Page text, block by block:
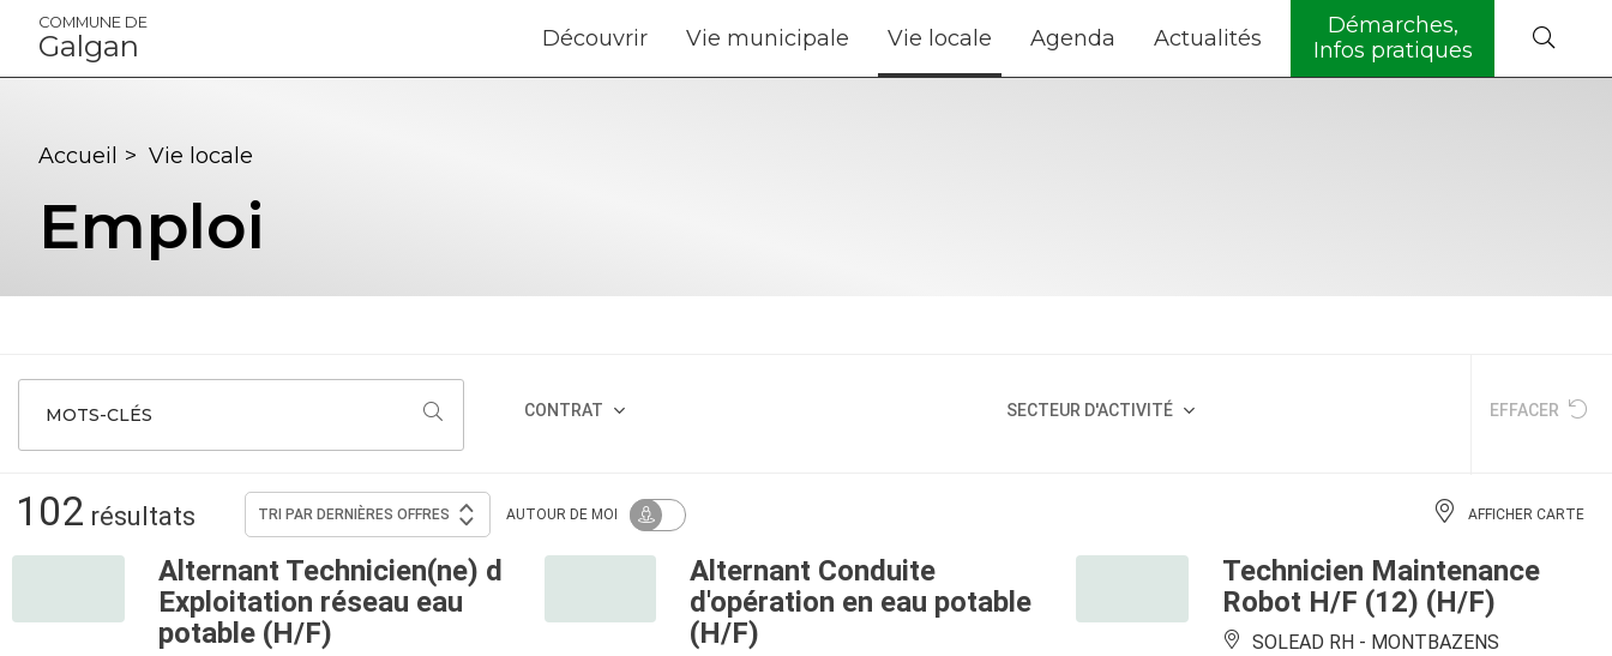
Panneau de gestion des cookies
COMMUNE DE
Galgan Découvrir Vie municipale Vie locale Agenda Actualités
Démarches,
Infos pratiques
Accueil > Vie locale
Emploi
MOTS-CLÉS CONTRAT SECTEUR D'ACTIVITÉ EFFACER
102 résultats TRI PAR DERNIÈRES OFFRES AUTOUR DE MOI AFFICHER CARTE
Alternant Technicien(ne) d
Exploitation réseau eau
potable (H/F)
Alternant Conduite
d'opération en eau potable
(H/F)
Technicien Maintenance
Robot H/F (12) (H/F)
SOLEAD RH - MONTBAZENS